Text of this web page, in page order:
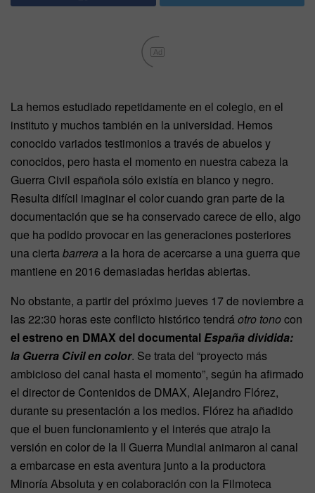
Ad
La hemos estudiado repetidamente en el colegio, en el
instituto y muchos también en la universidad. Hemos
conocido variados testimonios a través de abuelos y
conocidos, pero hasta el momento en nuestra cabeza la
Guerra Civil española sólo existía en blanco y negro.
Resulta difícil imaginar el color cuando gran parte de la
documentación que se ha conservado carece de ello, algo
que ha podido provocar en las generaciones posteriores
una ciertabarrera a la hora de acercarse a una guerra que
mantiene en 2016 demasiadas heridas abiertas.
No obstante, a partir del próximo jueves 17 de noviembre a
las 22:30 horas este conflicto histórico tendráotro tonocon
el estreno en DMAX del documentalEspaña dividida:
la Guerra Civil en color. Se trata del “proyecto más
ambicioso del canal hasta el momento”, según ha afirmado
el director de Contenidos de DMAX, Alejandro Flórez,
durante su presentación a los medios. Flórez ha añadido
que el buen funcionamiento y el interés que atrajo la
versión en color de la II Guerra Mundial animaron al canal
a embarcase en esta aventura junto a la productora
Minoría Absoluta y en colaboración con la Filmoteca